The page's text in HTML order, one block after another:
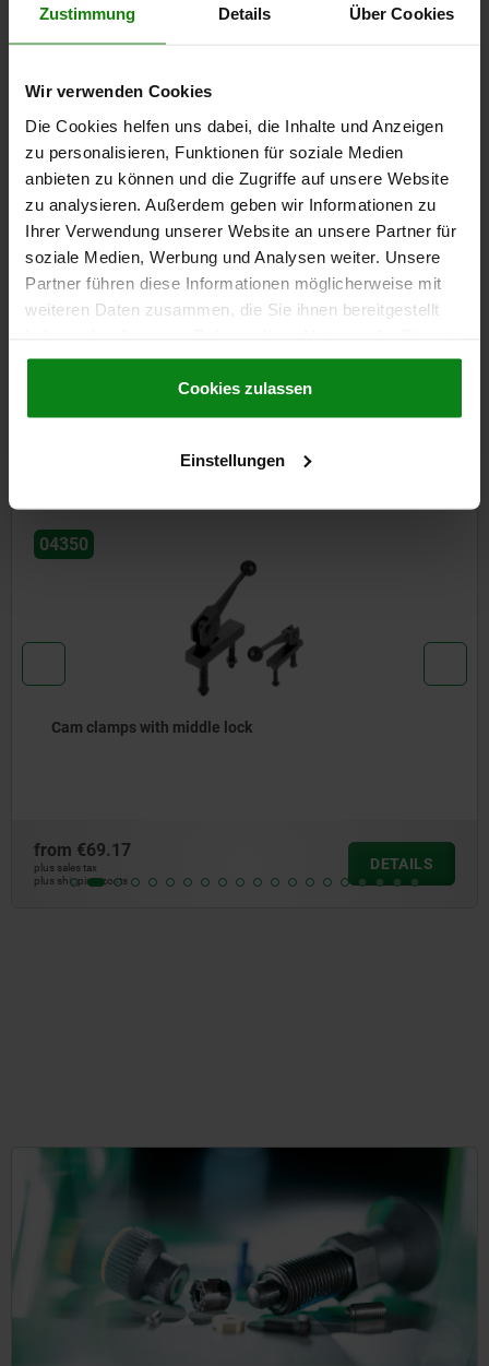
Zustimmung Details Über Cookies
Wir verwenden Cookies
Die Cookies helfen uns dabei, die Inhalte und Anzeigen
zu personalisieren, Funktionen für soziale Medien
anbieten zu können und die Zugriffe auf unsere Website
zu analysieren. Außerdem geben wir Informationen zu
Ihrer Verwendung unserer Website an unsere Partner für
soziale Medien, Werbung und Analysen weiter. Unsere
Partner führen diese Informationen möglicherweise mit
weiteren Daten zusammen, die Sie ihnen bereitgestellt
gesammelt haben.Cookie Richtlinien
Datenschutz|AGB
Cookies zulassen
Einstellungen
FASTENING HOLE=12
Order number: 04290-12
€50.57
plus sales tax
plus shipping costs
DETAILS
Other customers also bought
04350
Cam clamps with middle lock
from €69.17
plus sales tax
plus shipping costs
DETAILS